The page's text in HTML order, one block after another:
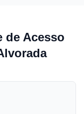
de Acesso